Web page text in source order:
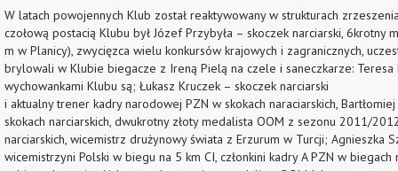
W latach powojennych Klub został reaktywowany w strukturach
czołową postacią Klubu był Józef Przybyła – skoczek narciarski, 6krotny
m w Planicy), zwycięzca wielu konkursów krajowych i zagranicznych,
brylowali w Klubie biegacze z Ireną Pielą na czele i saneczkarze: Teresa
wychowankami Klubu są; Łukasz Kruczek – skoczek narciarski
i aktualny trener kadry narodowej PZN w skokach naraciarskich,
skokach narciarskich, dwukrotny złoty medalista OOM z sezonu 2011/
narciarskich, wicemistrz drużynowy świata z Erzurum w Turcji; Agnieszka
wicemistrzyni Polski w biegu na 5 km CI, członkini kadry A PZN w biegach